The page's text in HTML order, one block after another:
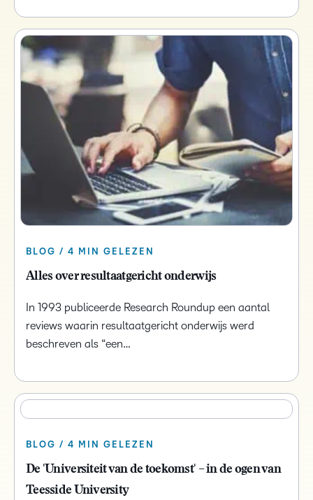
BLOG / 4 MIN GELEZEN
Alles over resultaatgericht onderwijs
In 1993 publiceerde Research Roundup een aantal
reviews waarin resultaatgericht onderwijs werd
beschreven als “een…
BLOG / 4 MIN GELEZEN
De 'Universiteit van de toekomst' – in de ogen van
Teesside University